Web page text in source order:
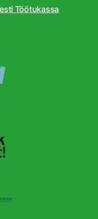
Töötukassa